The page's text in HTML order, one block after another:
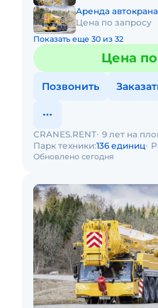
Аренда автокрана
Цена по запросу
Показать еще 30 из 32
Цена
Позвонить
Обновлено сегодня
CRANES.RENT 9 лет на
Парк техники:136 единиц